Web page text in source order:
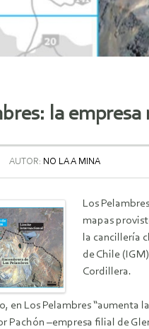
la
AUTOR: NO LA A MINA
Los
mapas
la cancillería
de Chile
Cordillera.
en Los Pelambres
Pachón –empresa filial de